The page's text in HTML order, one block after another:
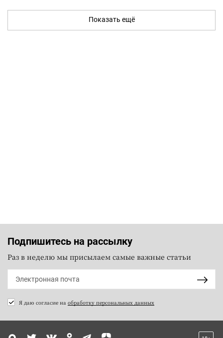
Показать ещё
Подпишитесь на рассылку
Раз в неделю мы присылаем самые важные статьи
Я даю согласие на обработку персональных данных